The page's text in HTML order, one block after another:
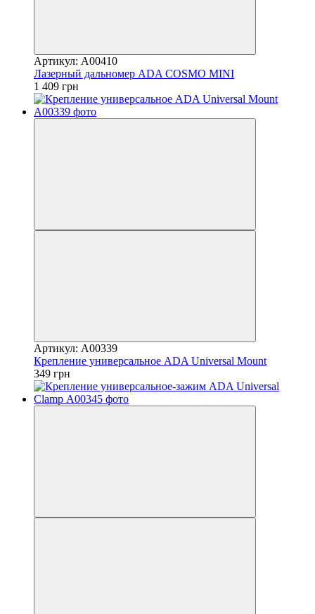
Артикул: А00410
Лазерный дальномер ADA COSMO MINI
1 409 грн
Артикул: А00339
Крепление универсальное ADA Universal Mount
349 грн